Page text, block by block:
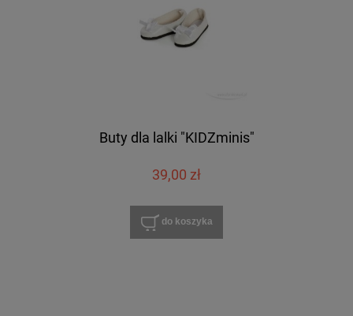
Buty dla lalki "KIDZminis"
39,00 zł
do koszyka